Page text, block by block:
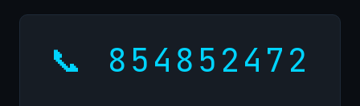
📞 854852472